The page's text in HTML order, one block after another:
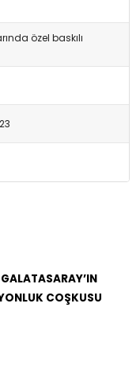
özel baskılı
COŞKUSU